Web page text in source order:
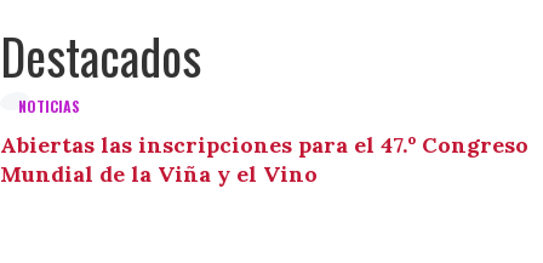
Destacados
NOTICIAS
Abiertas las inscripciones para el 47.º Congreso
Mundial de la Viña y el Vino